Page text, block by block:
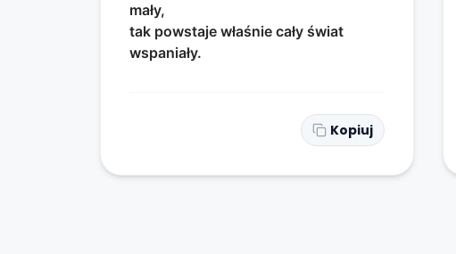
mały,
tak powstaje właśnie cały świat
wspaniały.
Kopiuj